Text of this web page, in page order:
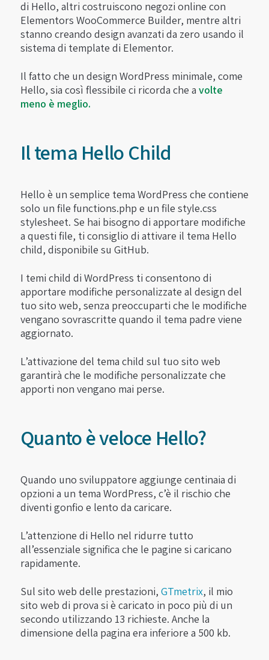
di Hello, altri costruiscono negozi online con
Elementors WooCommerce Builder, mentre altri
stanno creando design avanzati da zero usando il
sistema di template di Elementor.
Il fatto che un design WordPress minimale, come
Hello, sia così flessibile ci ricorda che a volte
meno è meglio.
Il tema Hello Child
Hello è un semplice tema WordPress che contiene
solo un file functions.php e un file style.css
stylesheet. Se hai bisogno di apportare modifiche
a questi file, ti consiglio di attivare il tema Hello
child, disponibile su GitHub.
I temi child di WordPress ti consentono di
apportare modifiche personalizzate al design del
tuo sito web, senza preoccuparti che le modifiche
vengano sovrascritte quando il tema padre viene
aggiornato.
L’attivazione del tema child sul tuo sito web
garantirà che le modifiche personalizzate che
apporti non vengano mai perse.
Quanto è veloce Hello?
Quando uno sviluppatore aggiunge centinaia di
opzioni a un tema WordPress, c’è il rischio che
diventi gonfio e lento da caricare.
L’attenzione di Hello nel ridurre tutto
all’essenziale significa che le pagine si caricano
rapidamente.
Sul sito web delle prestazioni, GTmetrix, il mio
sito web di prova si è caricato in poco più di un
secondo utilizzando 13 richieste. Anche la
dimensione della pagina era inferiore a 500 kb.